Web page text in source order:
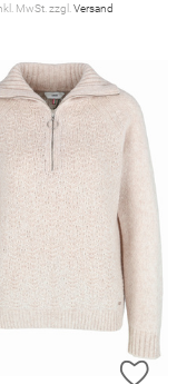
MwSt. zzgl. Versand
HINZUFÜGEN